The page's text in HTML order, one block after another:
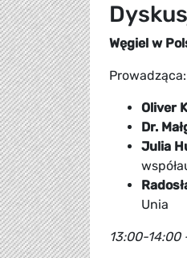
Węgiel w
Prowadząca:
Oliver
Dr.
Julia
Unia
13:00-14:00